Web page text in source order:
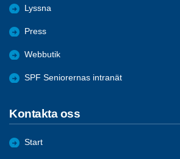
Lyssna
Press
Webbutik
SPF Seniorernas intranät
Kontakta oss
Start